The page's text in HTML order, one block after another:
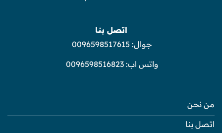
اتصل بنا
جوال: 0096598517615
واتس اب:0096598516823
من نحن
اتصل بنا